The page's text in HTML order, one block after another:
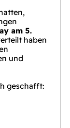
am 5.
haben
und
geschafft: